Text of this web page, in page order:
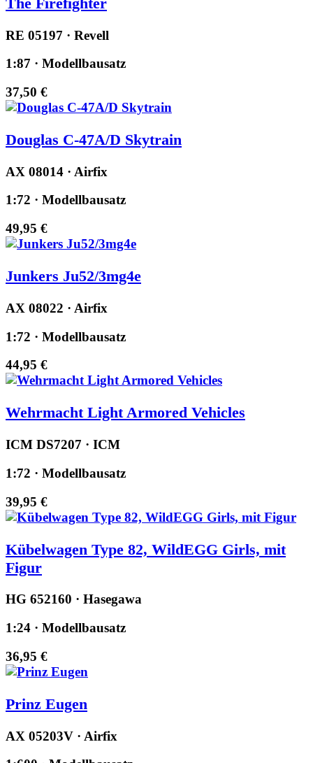
RE 05197 · Revell
1:87 · Modellbausatz
37,50 €
Douglas C-47A/D Skytrain
AX 08014 · Airfix
1:72 · Modellbausatz
49,95 €
Junkers Ju52/3mg4e
AX 08022 · Airfix
1:72 · Modellbausatz
44,95 €
Wehrmacht Light Armored Vehicles
ICM DS7207 · ICM
1:72 · Modellbausatz
39,95 €
Kübelwagen Type 82, WildEGG Girls, mit
Figur
HG 652160 · Hasegawa
1:24 · Modellbausatz
36,95 €
Prinz Eugen
AX 05203V · Airfix